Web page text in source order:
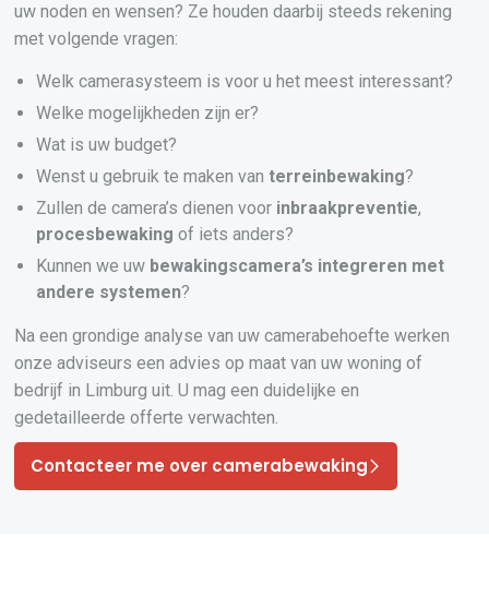
uw noden en wensen? Ze houden daarbij steeds rekening
met volgende vragen:
Welk camerasysteem is voor u het meest interessant?
Welke mogelijkheden zijn er?
Wat is uw budget?
Wenst u gebruik te maken vanterreinbewaking?
Zullen de camera’s dienen voor inbraakpreventie,
procesbewaking of iets anders?
Kunnen we uw bewakingscamera’s integreren met
andere systemen?
Na een grondige analyse van uw camerabehoefte werken
onze adviseurs een advies op maat van uw woning of
bedrijf in Limburg uit. U mag een duidelijke en
gedetailleerde offerte verwachten.
Contacteer me over camerabewaking